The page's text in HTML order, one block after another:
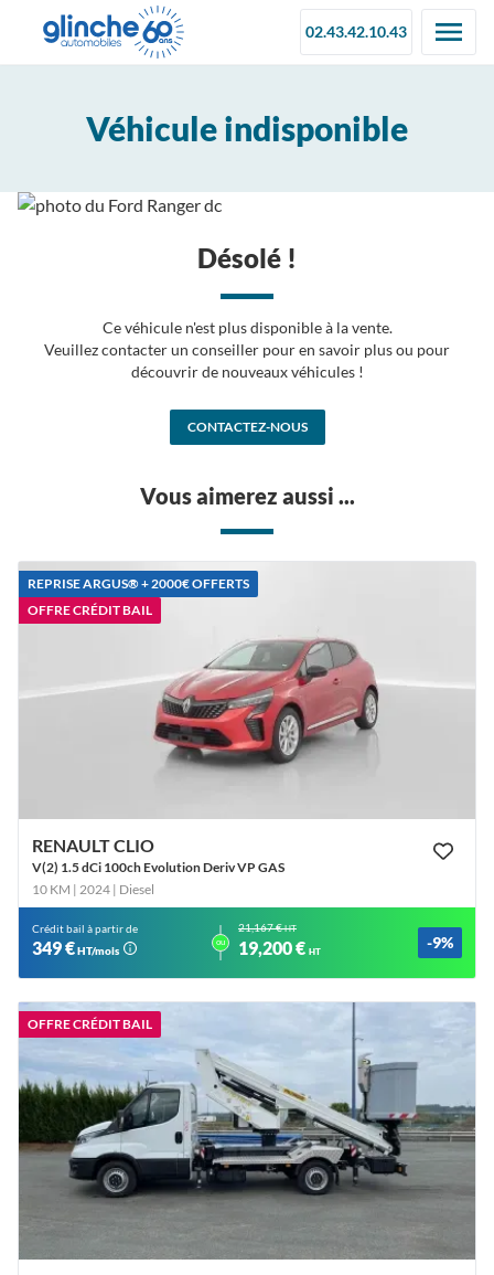
02.43.42.10.43
Véhicule indisponible
Désolé !
Ce véhicule n'est plus disponible à la vente.
Veuillez contacter un conseiller pour en savoir plus ou pour
découvrir de nouveaux véhicules !
CONTACTEZ-NOUS
Vous aimerez aussi ...
REPRISE ARGUS®️ + 2000€ OFFERTS
OFFRE CRÉDIT BAIL
RENAULT CLIO
V(2) 1.5 dCi 100ch Evolution Deriv VP GAS
10 KM | 2024 | Diesel
Crédit bail à partir de
349 €HT/mois
ou
21,167 €HT
19,200 € HT -9%
OFFRE CRÉDIT BAIL